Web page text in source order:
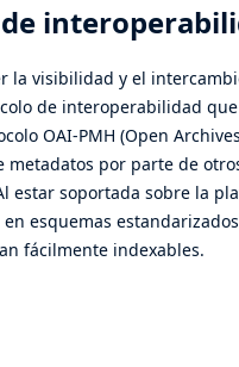
la visibilidad y el
de interoperabilidad
OAI-PMH (Open
metadatos por parte de
estar soportada sobre la
esquemas
fácilmente indexables.